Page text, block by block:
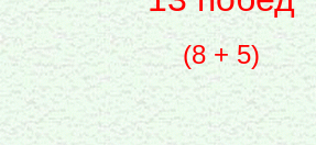
(8 + 5)